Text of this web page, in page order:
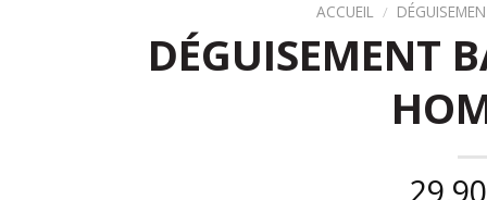
ACCUEIL /
DÉGUISEMENT